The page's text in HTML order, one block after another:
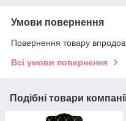
Умови повернення
Повернення товару
Всі умови повернення
Подібні товари